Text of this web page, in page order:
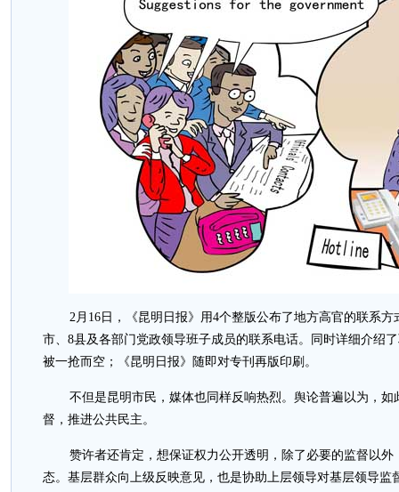
2月16日，《昆明日报》用4个整版公布了地方高官的联系
市、8县及各部门党政领导班子成员的联系电话。同时详细介绍
被一抢而空；《昆明日报》随即对专刊再版印刷。
不但是昆明市民，媒体也同样反响热烈。舆论普遍以为，
督，推进公共民主。
赞许者还肯定，想保证权力公开透明，除了必要的监督以
态。基层群众向上级反映意见，也是协助上层领导对基层领导监